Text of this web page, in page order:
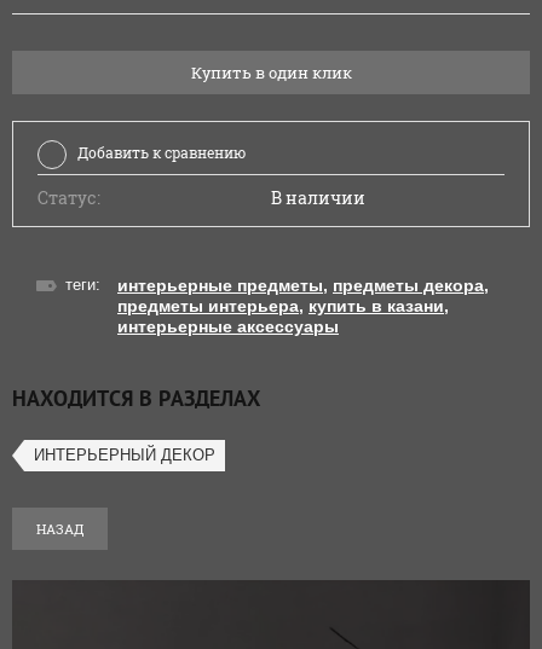
Купить в один клик
Добавить к сравнению
Статус: В наличии
теги: интерьерные предметы, предметы декора,
предметы интерьера, купить в казани,
интерьерные аксессуары
НАХОДИТСЯ В РАЗДЕЛАХ
ИНТЕРЬЕРНЫЙ ДЕКОР
НАЗАД